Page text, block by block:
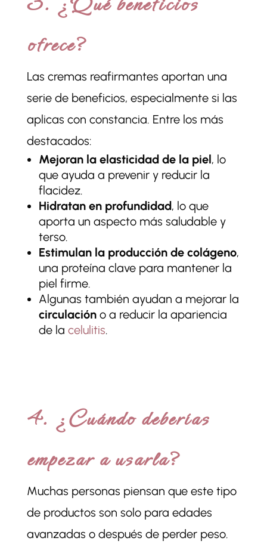
ofrece?
Las cremas reafirmantes aportan una
serie de beneficios, especialmente si las
aplicas con constancia. Entre los más
destacados:
Mejoran la elasticidad de la piel, lo
que ayuda a prevenir y reducir la
flacidez.
Hidratan en profundidad, lo que
aporta un aspecto más saludable y
terso.
Estimulan la producción de colágeno,
una proteína clave para mantener la
piel firme.
Algunas también ayudan a mejorar la
circulacióno a reducir la apariencia
de la celulitis.
4. ¿Cuándo deberías
empezar a usarla?
Muchas personas piensan que este tipo
de productos son solo para edades
avanzadas o después de perder peso.